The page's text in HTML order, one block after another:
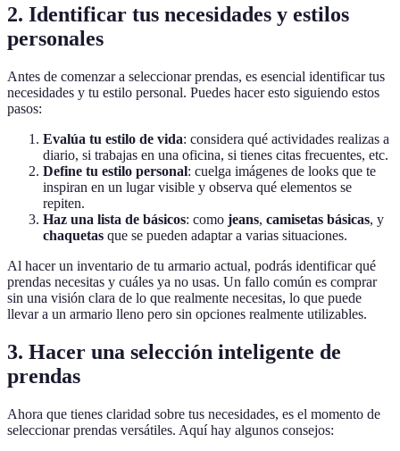
2. Identificar tus necesidades y estilos
personales
Antes de comenzar a seleccionar prendas, es esencial identificar tus
necesidades y tu estilo personal. Puedes hacer esto siguiendo estos
pasos:
Evalúa tu estilo de vida: considera qué actividades realizas a
diario, si trabajas en una oficina, si tienes citas frecuentes, etc.
Define tu estilo personal: cuelga imágenes de looks que te
inspiran en un lugar visible y observa qué elementos se
repiten.
Haz una lista de básicos: como jeans, camisetas básicas, y
chaquetas que se pueden adaptar a varias situaciones.
Al hacer un inventario de tu armario actual, podrás identificar qué
prendas necesitas y cuáles ya no usas. Un fallo común es comprar
sin una visión clara de lo que realmente necesitas, lo que puede
llevar a un armario lleno pero sin opciones realmente utilizables.
3. Hacer una selección inteligente de
prendas
Ahora que tienes claridad sobre tus necesidades, es el momento de
seleccionar prendas versátiles. Aquí hay algunos consejos: